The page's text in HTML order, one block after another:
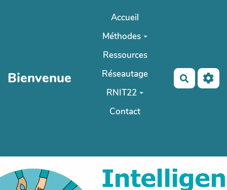
Bienvenue
Accueil
Méthodes
Ressources
Réseautage
RNIT22
Contact